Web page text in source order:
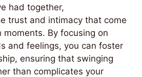
had together,
trust and intimacy that come
moments. By focusing on
and feelings, you can foster
ensuring that swinging
than complicates your